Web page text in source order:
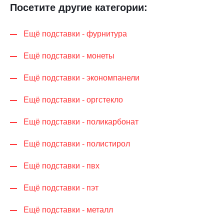
Посетите другие категории:
Ещё подставки - фурнитура
Ещё подставки - монеты
Ещё подставки - экономпанели
Ещё подставки - оргстекло
Ещё подставки - поликарбонат
Ещё подставки - полистирол
Ещё подставки - пвх
Ещё подставки - пэт
Ещё подставки - металл